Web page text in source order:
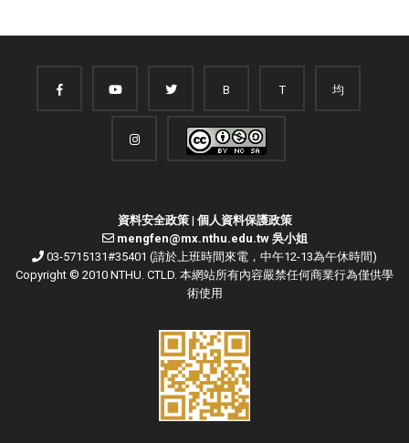
B T 均
資料安全政策| 個人資料保護政策
mengfen@mx.nthu.edu.tw 吳小姐
03-5715131#35401 (請於上班時間來電，中午12-13為午休時間)
Copyright © 2010 NTHU. CTLD. 本網站所有內容嚴禁任何商業行為僅供學
術使用